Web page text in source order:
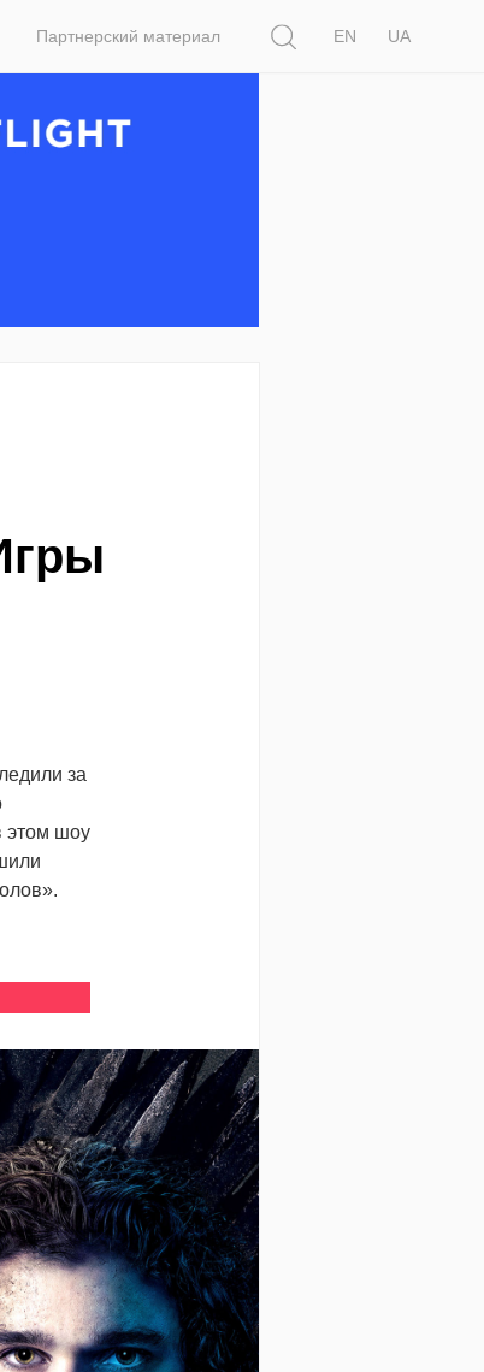
Партнерский материал
EN
UA
за
этом шоу